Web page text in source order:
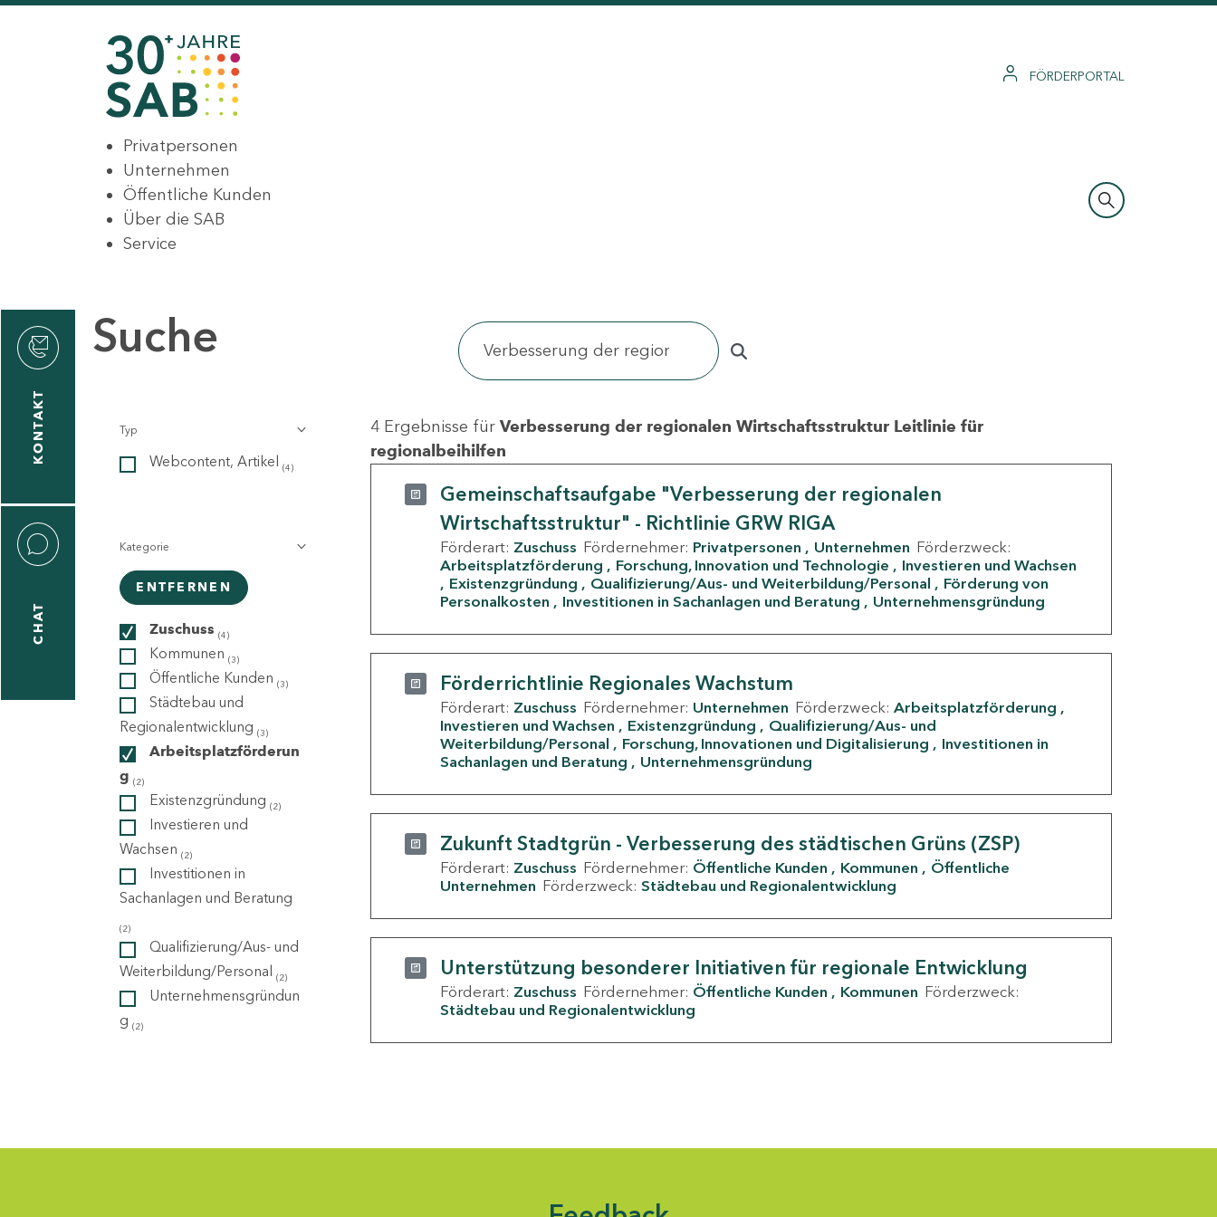
FÖRDERPORTAL
Privatpersonen
Unternehmen
Öffentliche Kunden
Über die SAB
Service
KONTAKT
CHAT
Suche
Typ
Webcontent, Artikel (4)
Kategorie
ENTFERNEN
Zuschuss (4)
Kommunen (3)
Öffentliche Kunden (3)
Städtebau und
Regionalentwicklung (3)
Arbeitsplatzförderun
g (2)
Existenzgründung (2)
Investieren und
Wachsen (2)
Investitionen in
Sachanlagen und Beratung
(2)
Qualifizierung/Aus- und
Weiterbildung/Personal (2)
Unternehmensgründun
g (2)
4 Ergebnisse für Verbesserung der regionalen Wirtschaftsstruktur Leitlinie für
regionalbeihilfen
Gemeinschaftsaufgabe "Verbesserung der regionalen
Wirtschaftsstruktur" - Richtlinie GRW RIGA
Förderart: Zuschuss Fördernehmer: Privatpersonen Unternehmen Förderzweck:
Arbeitsplatzförderung
Forschung, Innovation und Technologie
Investieren und Wachsen
Existenzgründung
Qualifizierung/Aus- und Weiterbildung/Personal
Förderung von
Personalkosten
Investitionen in Sachanlagen und Beratung Unternehmensgründung
Förderrichtlinie Regionales Wachstum
Förderart: Zuschuss Fördernehmer: Unternehmen Förderzweck: Arbeitsplatzförderung
Investieren und Wachsen
Existenzgründung
Qualifizierung/Aus- und
Weiterbildung/Personal
Forschung, Innovationen und Digitalisierung
Investitionen in
Sachanlagen und Beratung
Unternehmensgründung
Zukunft Stadtgrün - Verbesserung des städtischen Grüns (ZSP)
Förderart: Zuschuss Fördernehmer: Öffentliche Kunden Kommunen
Öffentliche
Unternehmen Förderzweck: Städtebau und Regionalentwicklung
Unterstützung besonderer Initiativen für regionale Entwicklung
Förderart: Zuschuss Fördernehmer: Öffentliche Kunden Kommunen Förderzweck:
Städtebau und Regionalentwicklung